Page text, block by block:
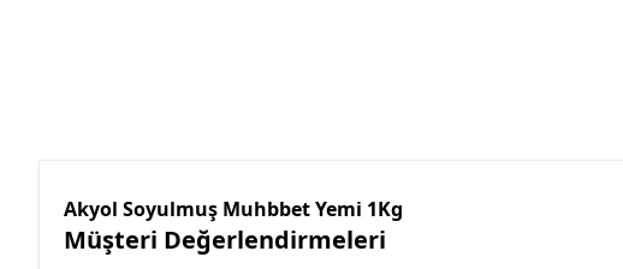
Akyol Soyulmuş Muhbbet Yemi 1Kg
Müşteri Değerlendirmeleri